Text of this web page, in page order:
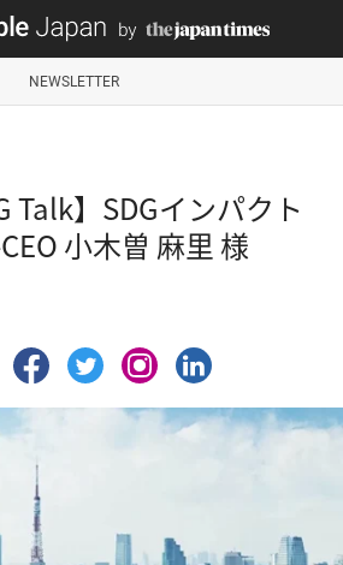
NEWSLETTER
Talk】SDGインパクト
小木曽 麻里 様